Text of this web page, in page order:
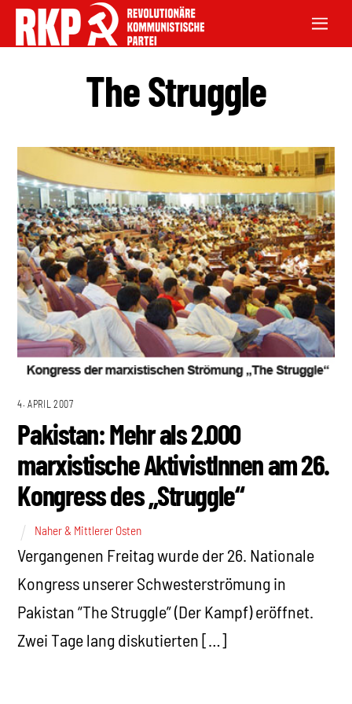
The Struggle
4. APRIL 2007
Pakistan: Mehr als 2.000
marxistische AktivistInnen am 26.
Kongress des „Struggle“
Naher & Mittlerer Osten
Vergangenen Freitag wurde der 26. Nationale
Kongress unserer Schwesterströmung in
Pakistan “The Struggle” (Der Kampf) eröffnet.
Zwei Tage lang diskutierten […]